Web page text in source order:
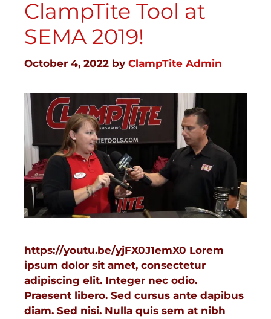
ClampTite Tool at
SEMA 2019!
October 4, 2022 by ClampTite Admin
https://youtu.be/yjFX0J1emX0 Lorem
ipsum dolor sit amet, consectetur
adipiscing elit. Integer nec odio.
Praesent libero. Sed cursus ante dapibus
diam. Sed nisi. Nulla quis sem at nibh